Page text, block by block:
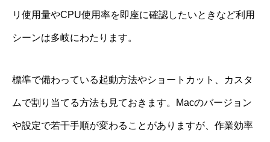
リ使用量やCPU使用率を即座に確認したいときなど利用
シーンは多岐にわたります。
標準で備わっている起動方法やショートカット、カスタ
ムで割り当てる方法も見ておきます。Macのバージョン
や設定で若干手順が変わることがありますが、作業効率